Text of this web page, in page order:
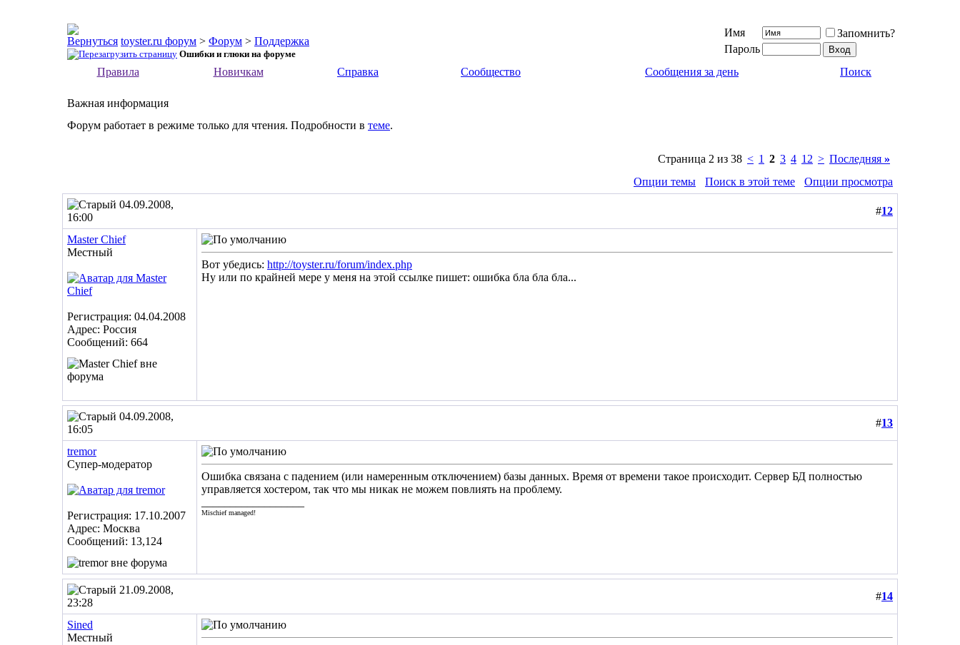
toyster.ru форум > Форум > Поддержка
Ошибки и глюки на форуме
Имя
Запомнить?
Пароль
Правила
Новичкам Справка Сообщество Сообщения за день Поиск
Важная информация
Форум работает в режиме только для чтения. Подробности в теме.
Страница 2 из 38 < 1 2 3 4 12 > Последняя »
Опции темы
Поиск в этой теме
Опции просмотра
04.09.2008,
16:00
#12
Master Chief
Местный
Регистрация: 04.04.2008
Адрес: Россия
Сообщений: 664
Вот убедись: http://toyster.ru/forum/index.php
Ну или по крайней мере у меня на этой ссылке пишет: ошибка бла бла бла...
04.09.2008,
16:05
#13
tremor
Супер-модератор
Регистрация: 17.10.2007
Адрес: Москва
Сообщений: 13,124
Ошибка связана с падением (или намеренным отключением) базы данных. Время от времени такое происходит. Сервер БД полностью
управляется хостером, так что мы никак не можем повлиять на проблему.
Mischief managed!
21.09.2008,
23:28
#14
Sined
Местный